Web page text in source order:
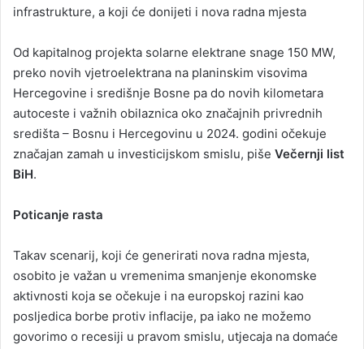
infrastrukture, a koji će donijeti i nova radna mjesta
Od kapitalnog projekta solarne elektrane snage 150 MW,
preko novih vjetroelektrana na planinskim visovima
Hercegovine i središnje Bosne pa do novih kilometara
autoceste i važnih obilaznica oko značajnih privrednih
središta – Bosnu i Hercegovinu u 2024. godini očekuje
značajan zamah u investicijskom smislu, piše Večernji list
BiH.
Poticanje rasta
Takav scenarij, koji će generirati nova radna mjesta,
osobito je važan u vremenima smanjenje ekonomske
aktivnosti koja se očekuje i na europskoj razini kao
posljedica borbe protiv inflacije, pa iako ne možemo
govorimo o recesiji u pravom smislu, utjecaja na domaće